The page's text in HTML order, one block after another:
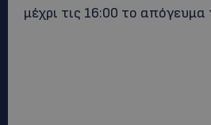
μέχρι τις 16:00 το απόγευμα